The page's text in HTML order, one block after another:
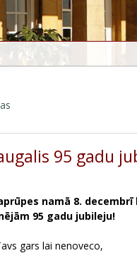
95 gadu
namā 8.
95 gadu jubileju!
gars lai nenoveco,